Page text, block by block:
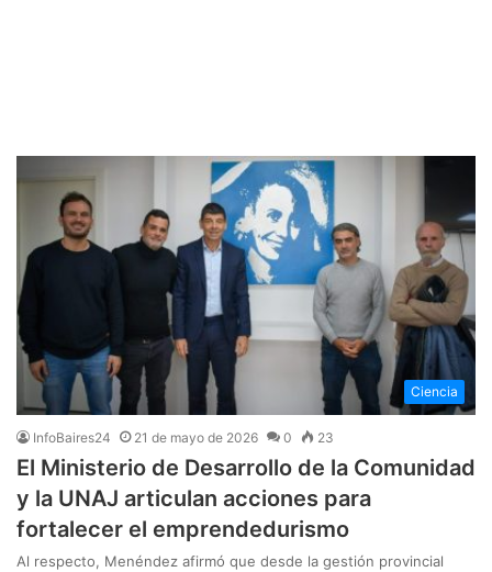
Ciencia
InfoBaires24 21 de mayo de 2026 0 23
El Ministerio de Desarrollo de la Comunidad
y la UNAJ articulan acciones para
fortalecer el emprendedurismo
Al respecto, Menéndez afirmó que desde la gestión provincial